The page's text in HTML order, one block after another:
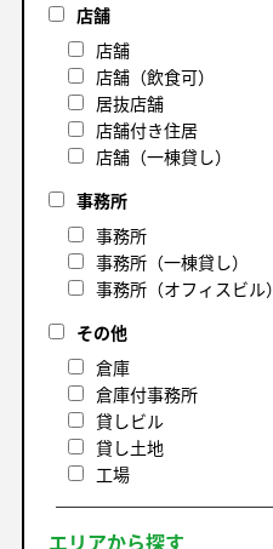
店舗
店舗
店舗（飲食可）
居抜店舗
店舗付き住居
店舗（一棟貸し）
事務所
事務所
事務所（一棟貸し）
事務所（オフィスビル）
その他
倉庫
倉庫付事務所
貸しビル
貸し土地
工場
エリアから探す